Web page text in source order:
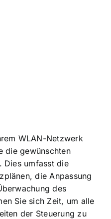
WLAN-Netzwerk
die gewünschten
Dies umfasst die
die Anpassung
des
Sie sich Zeit, um alle
der Steuerung zu